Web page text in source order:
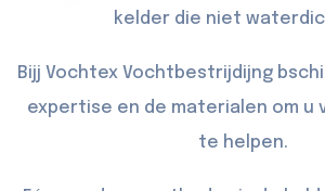
kelder die niet
Bijj Vochtex Vochtbestrijdijng
expertise en de materialen om u
te helpen.